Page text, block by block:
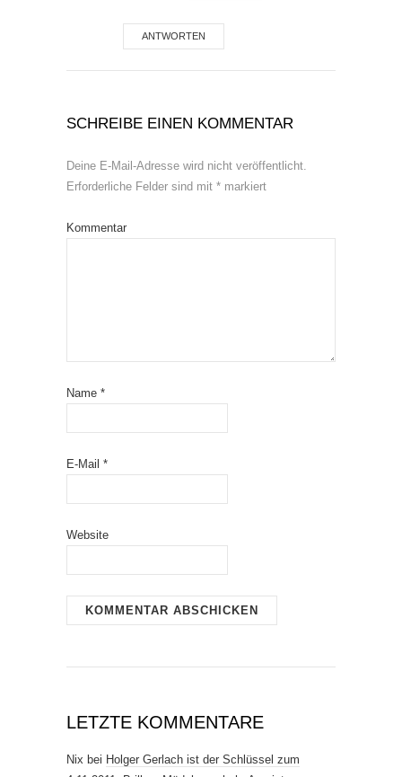
ANTWORTEN
SCHREIBE EINEN KOMMENTAR
Deine E-Mail-Adresse wird nicht veröffentlicht.
Erforderliche Felder sind mit * markiert
Kommentar
Name *
E-Mail *
Website
LETZTE KOMMENTARE
Nix bei Holger Gerlach ist der Schlüssel zum